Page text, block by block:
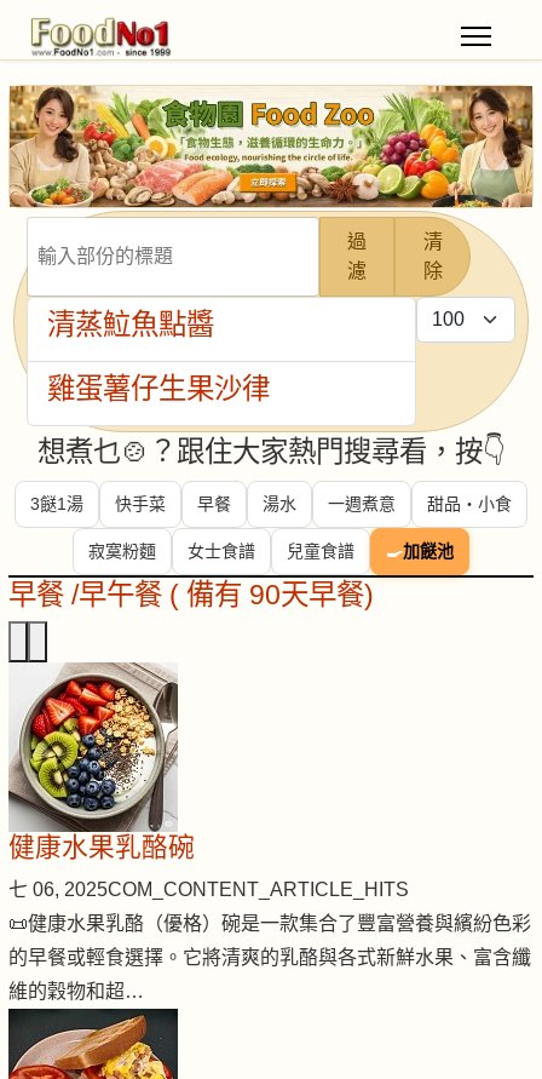
過
濾
清
除
每頁顯示條數
清蒸𩶘魚點醬
雞蛋薯仔生果沙律
想煮乜🍲？跟住大家熱門搜尋看，按👇
3餸1湯 快手菜 早餐 湯水 一週煮意 甜品・小食
寂寞粉麵 女士食譜 兒童食譜 🍳加餸池
早餐 /早午餐 ( 備有 90天早餐)
健康水果乳酪碗
七 06, 2025COM_CONTENT_ARTICLE_HITS
📜健康水果乳酪（優格）碗是一款集合了豐富營養與繽紛色彩
的早餐或輕食選擇。它將清爽的乳酪與各式新鮮水果、富含纖
維的穀物和超…